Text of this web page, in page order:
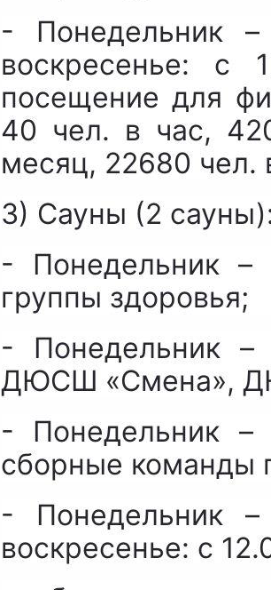
- Понедельник
воскресенье: с
посещение для
40 чел. в час,
месяц, 22680 чел.
3) Сауны (2
- Понедельник –
группы здоровья;
- Понедельник –
ДЮСШ «Смена»,
- Понедельник –
сборные команды
- Понедельник
воскресенье: с